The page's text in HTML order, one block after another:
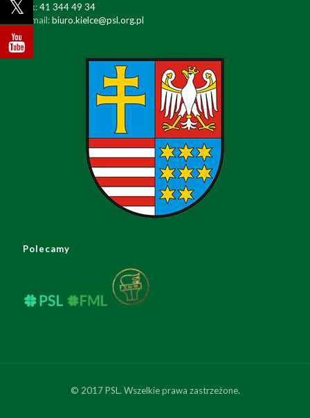
fax:41 344 49 34
e-mail:biuro.kielce@psl.org.pl
Polecamy
© 2017 PSL. Wszelkie prawa zastrzeżone.